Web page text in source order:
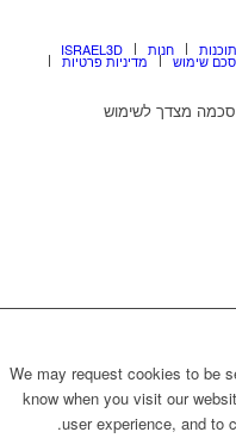
ISRAEL3D חנות תוכנות
מדיניות פרטיות שימוש
מצדך לשימוש
We may request cookies to be
know when you visit our
user experience, and to